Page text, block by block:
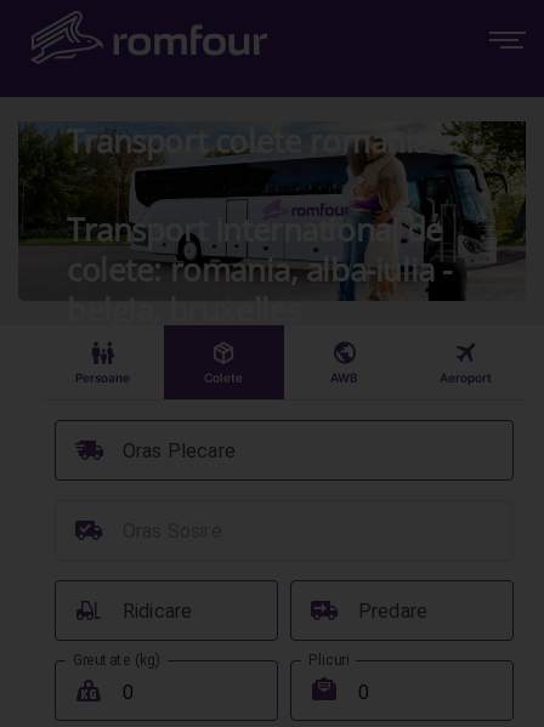
Transport colete romania
Transport International de
colete: romania, alba-iulia -
belgia, bruxelles
󱠣
Persoane
󰏗
Colete
󰇧
AWB
󰀝
Aeroport
Oras Plecare
󰞈
󰳔
Ridicare
󰟉 Predare
󰔾
Greutate (kg)
󰖢
Plicuri
󰾱